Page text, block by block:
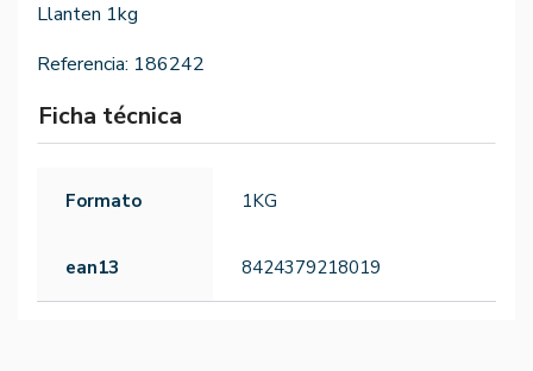
Llanten 1kg
Referencia: 186242
Ficha técnica
Formato 1KG
ean13 8424379218019